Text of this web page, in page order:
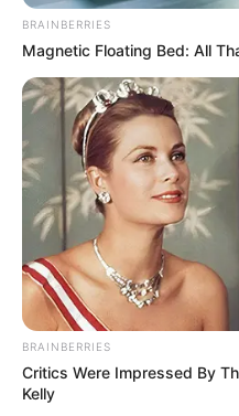
BRAINBERRIES
Magnetic Floating Bed: All
BRAINBERRIES
Critics Were Impressed By
Kelly